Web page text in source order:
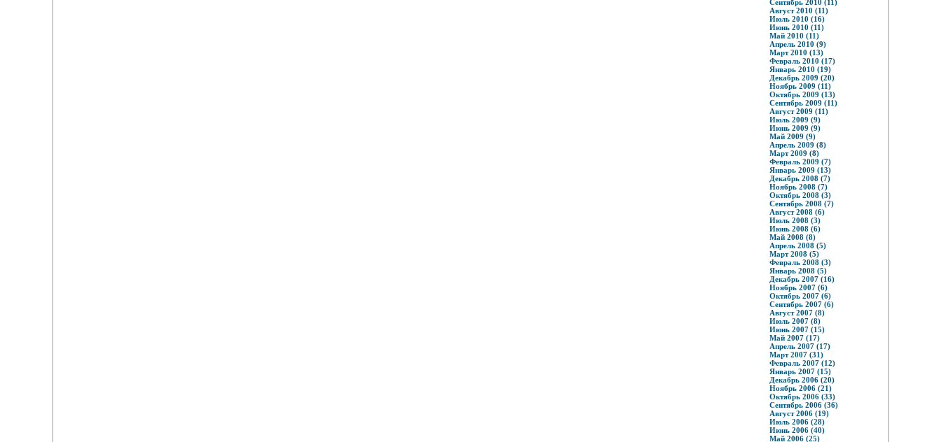
Сентябрь 2010 (11)
Август 2010 (11)
Июль 2010 (16)
Июнь 2010 (11)
Май 2010 (11)
Апрель 2010 (9)
Март 2010 (13)
Февраль 2010 (17)
Январь 2010 (19)
Декабрь 2009 (20)
Ноябрь 2009 (11)
Октябрь 2009 (13)
Сентябрь 2009 (11)
Август 2009 (11)
Июль 2009 (9)
Июнь 2009 (9)
Май 2009 (9)
Апрель 2009 (8)
Март 2009 (8)
Февраль 2009 (7)
Январь 2009 (13)
Декабрь 2008 (7)
Ноябрь 2008 (7)
Октябрь 2008 (3)
Сентябрь 2008 (7)
Август 2008 (6)
Июль 2008 (3)
Июнь 2008 (6)
Май 2008 (8)
Апрель 2008 (5)
Март 2008 (5)
Февраль 2008 (3)
Январь 2008 (5)
Декабрь 2007 (16)
Ноябрь 2007 (6)
Октябрь 2007 (6)
Сентябрь 2007 (6)
Август 2007 (8)
Июль 2007 (8)
Июнь 2007 (15)
Май 2007 (17)
Апрель 2007 (17)
Март 2007 (31)
Февраль 2007 (12)
Январь 2007 (15)
Декабрь 2006 (20)
Ноябрь 2006 (21)
Октябрь 2006 (33)
Сентябрь 2006 (36)
Август 2006 (19)
Июль 2006 (28)
Июнь 2006 (40)
Май 2006 (25)